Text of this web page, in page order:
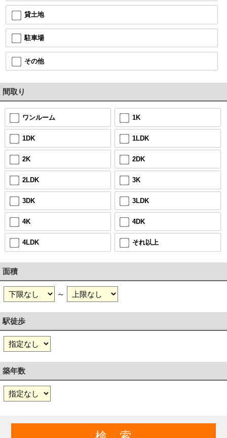
貸土地
駐車場
その他
間取り
ワンルーム 1K
1DK 1LDK
2K 2DK
2LDK 3K
3DK 3LDK
4K 4DK
4LDK それ以上
面積
～
駅徒歩
築年数